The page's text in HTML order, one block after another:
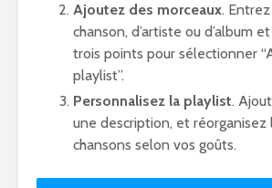
Ajoutez des morceaux.
chanson, d’artiste ou d’album
trois points pour sélectionner
playlist”.
Personnalisez la playlist.
une description, et réorganisez
chansons selon vos goûts.